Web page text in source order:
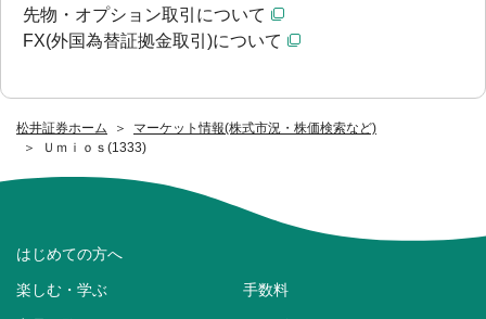
松井証券ホーム
マーケット情報(株式市況・株価検索など)
Ｕｍｉｏｓ(1333)
先物・オプション取引について
FX(外国為替証拠金取引)について
はじめての方へ
楽しむ・学ぶ 手数料